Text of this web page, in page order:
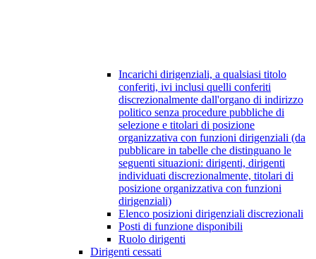
Incarichi dirigenziali, a qualsiasi titolo
conferiti, ivi inclusi quelli conferiti
discrezionalmente dall'organo di indirizzo
politico senza procedure pubbliche di
selezione e titolari di posizione
organizzativa con funzioni dirigenziali (da
pubblicare in tabelle che distinguano le
seguenti situazioni: dirigenti, dirigenti
individuati discrezionalmente, titolari di
posizione organizzativa con funzioni
dirigenziali)
Elenco posizioni dirigenziali discrezionali
Posti di funzione disponibili
Ruolo dirigenti
Dirigenti cessati